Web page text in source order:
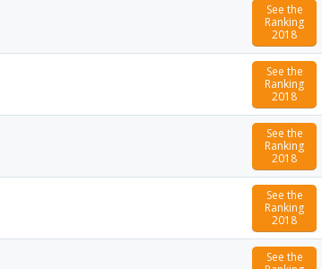
See the
Ranking
2018
See the
Ranking
2018
See the
Ranking
2018
See the
Ranking
2018
See the